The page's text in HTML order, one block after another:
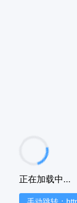
正在加载中...